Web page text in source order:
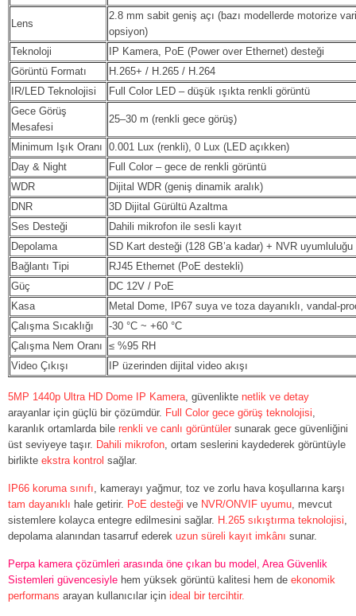
Lens
2.8 mm sabit geniş açı (bazı modellerde motorize
opsiyon)
Teknoloji
IP Kamera, PoE (Power over Ethernet) desteği
Görüntü Formatı
H.265+ / H.265 / H.264
IR/LED Teknolojisi
Full Color LED – düşük ışıkta renkli görüntü
Gece Görüş
Mesafesi
25–30 m (renkli gece görüş)
Minimum Işık Oranı 0.001 Lux (renkli), 0 Lux (LED açıkken)
Day & Night
Full Color – gece de renkli görüntü
WDR
Dijital WDR (geniş dinamik aralık)
DNR
3D Dijital Gürültü Azaltma
Ses Desteği
Dahili mikrofon ile sesli kayıt
Depolama
SD Kart desteği (128 GB’a kadar) + NVR uyumluluğu
Bağlantı Tipi
RJ45 Ethernet (PoE destekli)
Güç
DC 12V / PoE
Kasa
Metal Dome, IP67 suya ve toza dayanıklı, vandal-
Çalışma Sıcaklığı
-30 °C ~ +60 °C
Çalışma Nem Oranı ≤ %95 RH
Video Çıkışı
IP üzerinden dijital video akışı
5MP 1440p Ultra HD Dome IP Kamera , güvenlikte netlik ve detay
arayanlar için güçlü bir çözümdür. Full Color gece görüş teknolojisi
karanlık ortamlarda bile renkli ve canlı görüntüler sunarak gece güvenliğini
üst seviyeye taşır. Dahili mikrofon , ortam seslerini kaydederek görüntüyle
birlikte ekstra kontrol sağlar.
IP66 koruma sınıfı , kamerayı yağmur, toz ve zorlu hava koşullarına karşı
tam dayanıklı hale getirir. PoE desteği ve NVR/ONVIF uyumu , mevcut
sistemlere kolayca entegre edilmesini sağlar. H.265 sıkıştırma teknolojisi
depolama alanından tasarruf ederek uzun süreli kayıt imkânı sunar.
Perpa kamera çözümleri arasında öne çıkan bu model, Area Güvenlik
Sistemleri güvencesiyle hem yüksek görüntü kalitesi hem de ekonomik
performans arayan kullanıcılar için ideal bir tercihtir.